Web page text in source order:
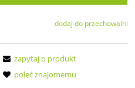
dodaj do przechowalni
zapytaj o produkt
poleć znajomemu